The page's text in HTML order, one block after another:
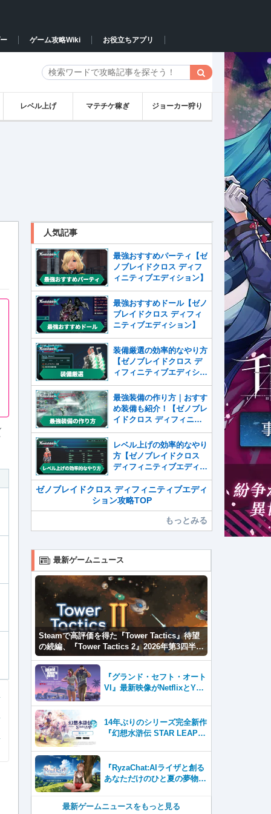
ゲーム攻略Wiki お役立ちアプリ
レベル上げ マテチケ稼ぎ ジョーカー狩り
人気記事
最強おすすめパーティ【ゼ
ノブレイドクロス ディフ
ィニティブエディション】
最強おすすめドール【ゼノ
ブレイドクロス ディフィ
ニティブエディション】
装備厳選の効率的なやり方
【ゼノブレイドクロス デ
ィフィニティブエディショ
ン】
最強装備の作り方｜おすす
め装備も紹介！【ゼノブレ
イドクロス ディフィニテ
ィブエディション】
レベル上げの効率的なやり
方【ゼノブレイドクロス
ディフィニティブエディシ
ョン】
ゼノブレイドクロス ディフィニティブエディ
ション攻略TOP
もっとみる
最新ゲームニュース
Steamで高評価を得た『Tower Tactics』待望
の続編、『Tower Tactics 2』2026年第3四半期
に早期アクセス開始
『グランド・セフト・オート
VI』最新映像がNetflixとYou
14年ぶりのシリーズ完全新作
『幻想水滸伝 STAR LEAP』
『RyzaChat:AIライザと創る
あなただけのひと夏の夢物
テムはこれまでにない新鮮な
最新ゲームニュースをもっと見る